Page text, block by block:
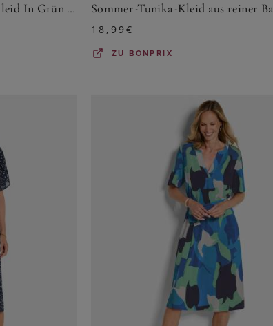
Yours Gestuftes Sommerkleid In Grün Mit Blättern Size 48
18,99€
ZU BONPRIX